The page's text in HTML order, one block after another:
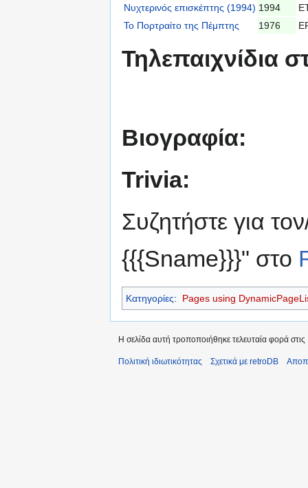
Νυχτερινός επισκέπτης (1994) 1994
Το Πορτραίτο της Πέμπτης
1976
Τηλεπαιχνίδια
Βιογραφία:
Trivia:
Συζητήστε για
{{{Sname}}}" στο
Κατηγορίες: Pages using
Η σελίδα αυτή τροποποιήθηκε τελευταία φορά
Πολιτική ιδιωτικότητας Σχετικά με retroDB